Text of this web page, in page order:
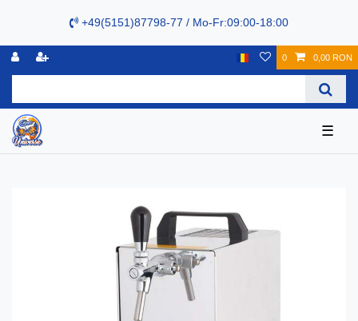
+49(5151)87798-77 / Mo-Fr:09:00-18:00
0 0,00 RON
☰